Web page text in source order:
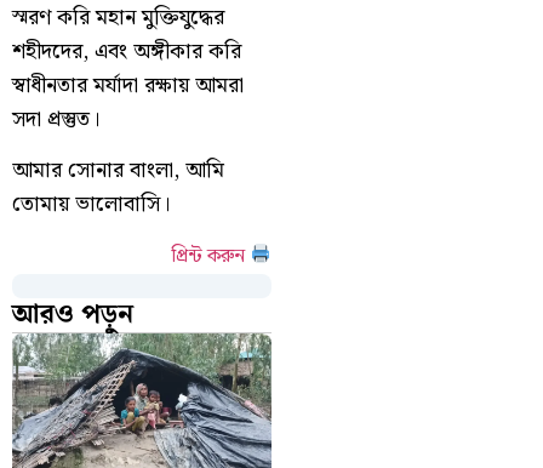
স্মরণ করি মহান মুক্তিযুদ্ধের
শহীদদের, এবং অঙ্গীকার করি
স্বাধীনতার মর্যাদা রক্ষায় আমরা
সদা প্রস্তুত।
আমার সোনার বাংলা, আমি
তোমায় ভালোবাসি।
প্রিন্ট করুন
আরও পড়ুন